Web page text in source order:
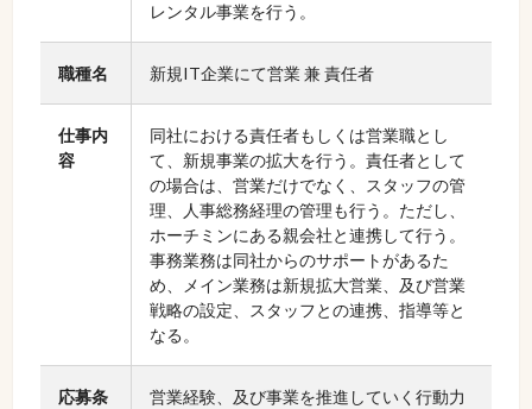
レンタル事業を行う。
職種名 新規IT企業にて営業 兼 責任者
仕事内
容
同社における責任者もしくは営業職とし
て、新規事業の拡大を行う。責任者として
の場合は、営業だけでなく、スタッフの管
理、人事総務経理の管理も行う。ただし、
ホーチミンにある親会社と連携して行う。
事務業務は同社からのサポートがあるた
め、メイン業務は新規拡大営業、及び営業
戦略の設定、スタッフとの連携、指導等と
なる。
応募条
営業経験、及び事業を推進していく行動力